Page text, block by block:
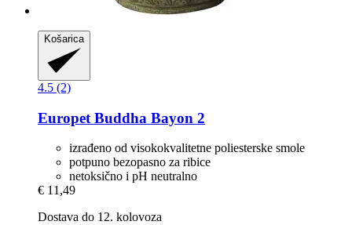
Košarica
4.5 (2)
Europet Buddha Bayon 2
izrađeno od visokokvalitetne poliesterske smole
potpuno bezopasno za ribice
netoksično i pH neutralno
€ 11,49
Dostava do 12. kolovoza